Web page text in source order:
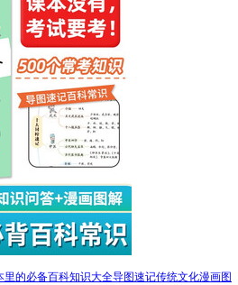
的必备百科知识大全导图速记传统文化漫画图